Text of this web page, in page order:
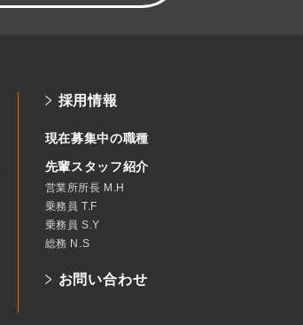
採用情報
現在募集中の職種
先輩スタッフ紹介
営業所所長 M.H
乗務員 T.F
乗務員 S.Y
総務 N.S
お問い合わせ